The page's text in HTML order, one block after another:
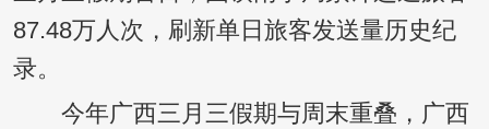
87.48万人次，刷新单日旅客发送量历史纪
录。
今年广西三月三假期与周末重叠，广西